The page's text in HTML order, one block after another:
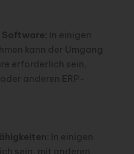
Software : In einigen
kann der Umgang
erforderlich sein,
anderen ERP-
: In einigen
sein, mit anderen